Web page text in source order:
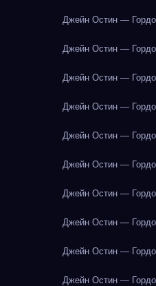
Джейн Остин —
Джейн Остин —
Джейн Остин —
Джейн Остин —
Джейн Остин —
Джейн Остин —
Джейн Остин —
Джейн Остин —
Джейн Остин —
Джейн Остин —